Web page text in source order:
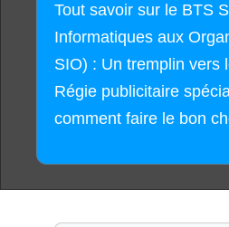
Tout savoir sur le BTS
Informatiques aux
SIO) : Un tremplin vers
Régie publicitaire
comment faire le bon